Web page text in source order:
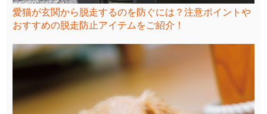
愛猫が玄関から脱走するのを防ぐには？注意ポイントや
おすすめの脱走防止アイテムをご紹介！